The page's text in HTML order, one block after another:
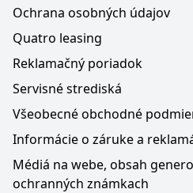
Ochrana osobných údajov
Quatro leasing
Reklamačný poriadok
Servisné strediská
Všeobecné obchodné
Informácie o záruke a
Médiá na webe, obsah
ochranných známkach